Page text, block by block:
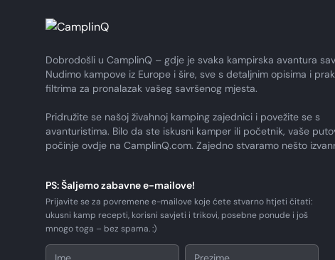
Dobrodošli u CamplinQ – gdje je svaka kampirska avantura
Nudimo kampove iz Europe i šire, sve s detaljnim opisima i
filtrima za pronalazak vašeg savršenog mjesta.
Pridružite se našoj živahnoj kamping zajednici i povežite se s
avanturistima. Bilo da ste iskusni kamper ili početnik, vaše
počinje ovdje na CamplinQ.com. Zajedno stvaramo nešto
PS: Šaljemo zabavne e-mailove!
Prijavite se za povremene e-mailove koje ćete stvarno htjeti čitati:
ukusni kamp recepti, korisni savjeti i trikovi, posebne ponude i još
mnogo toga – bez spama. :)